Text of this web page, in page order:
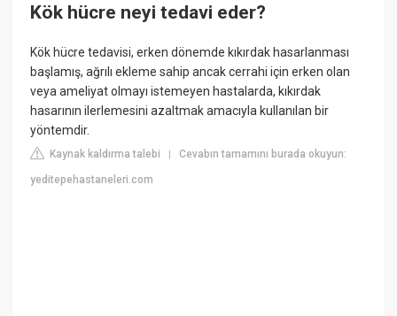
Kök hücre neyi tedavi eder?
Kök hücre tedavisi, erken dönemde kıkırdak hasarlanması
başlamış, ağrılı ekleme sahip ancak cerrahi için erken olan
veya ameliyat olmayı istemeyen hastalarda, kıkırdak
hasarının ilerlemesini azaltmak amacıyla kullanılan bir
yöntemdir.
Kaynak kaldırma talebi |Cevabın tamamını burada okuyun:
yeditepehastaneleri.com